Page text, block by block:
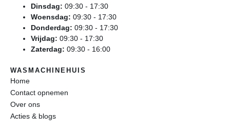
Dinsdag: 09:30 - 17:30
Woensdag: 09:30 - 17:30
Donderdag: 09:30 - 17:30
Vrijdag: 09:30 - 17:30
Zaterdag: 09:30 - 16:00
WASMACHINEHUIS
Home
Contact opnemen
Over ons
Acties & blogs